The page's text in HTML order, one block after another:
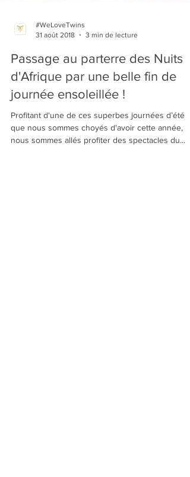
#WeLoveTwins
31 août 2018
3 min de lecture
Passage au parterre des Nuits
journée ensoleillée !
Profitant d'une de ces superbes journées d’été